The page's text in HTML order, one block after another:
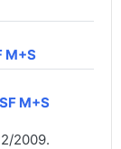
M+S
M+S
2009.